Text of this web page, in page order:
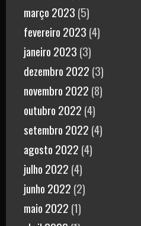
março 2023 (5)
fevereiro 2023 (4)
janeiro 2023 (3)
dezembro 2022 (3)
novembro 2022 (8)
outubro 2022 (4)
setembro 2022 (4)
agosto 2022 (4)
julho 2022 (4)
junho 2022 (2)
maio 2022 (1)